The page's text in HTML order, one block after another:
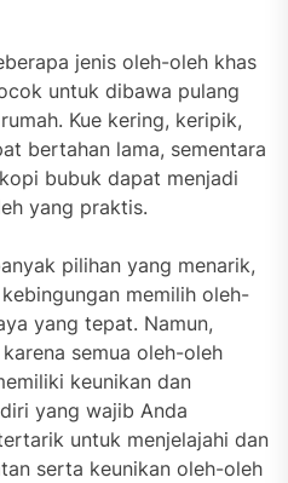
jenis oleh-oleh khas
untuk dibawa pulang
Kue kering, keripik,
bertahan lama, sementara
bubuk dapat menjadi
yang praktis.
pilihan yang menarik,
memilih oleh-
yang tepat. Namun,
semua oleh-oleh
keunikan dan
yang wajib Anda
untuk menjelajahi dan
serta keunikan oleh-oleh